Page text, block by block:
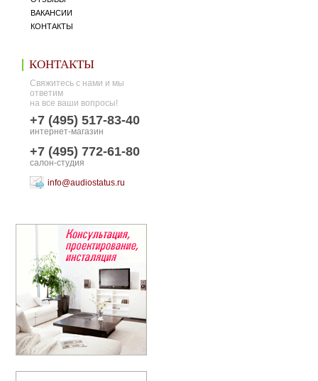
ВАКАНСИИ
КОНТАКТЫ
КОНТАКТЫ
Свяжитесь с нами и мы
ответим
на все ваши вопросы!
+7 (495) 517-83-40
интернет-магазин
+7 (495) 772-61-80
салон-студия
info@audiostatus.ru